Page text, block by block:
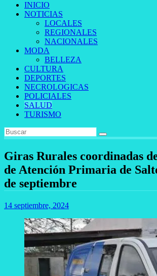
INICIO
NOTICIAS
LOCALES
REGIONALES
NACIONALES
MODA
BELLEZA
CULTURA
DEPORTES
NECROLOGICAS
POLICIALES
SALUD
TURISMO
Giras Rurales coordinadas
de Atención Primaria de
de septiembre
14 septiembre, 2024